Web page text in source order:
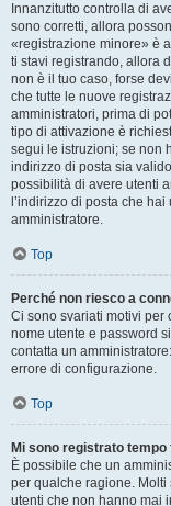
Innanzitutto controlla di
sono corretti, allora
«registrazione minore» è
ti stavi registrando, allora
non è il tuo caso, forse
che tutte le nuove
amministratori, prima di
tipo di attivazione è
segui le istruzioni; se non
indirizzo di posta sia
possibilità di avere utenti
l’indirizzo di posta che
amministratore.
Top
Perché non riesco a
Ci sono svariati motivi per
nome utente e password
contatta un
errore di configurazione.
Top
Mi sono registrato
È possibile che un
per qualche ragione.
utenti che non hanno mai